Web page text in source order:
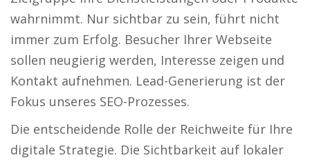
wahrnimmt. Nur sichtbar zu sein, führt nicht
immer zum Erfolg. Besucher Ihrer Webseite
sollen neugierig werden, Interesse zeigen und
Kontakt aufnehmen. Lead-Generierung ist der
Fokus unseres SEO-Prozesses.
Die entscheidende Rolle der Reichweite für Ihre
digitale Strategie. Die Sichtbarkeit auf lokaler